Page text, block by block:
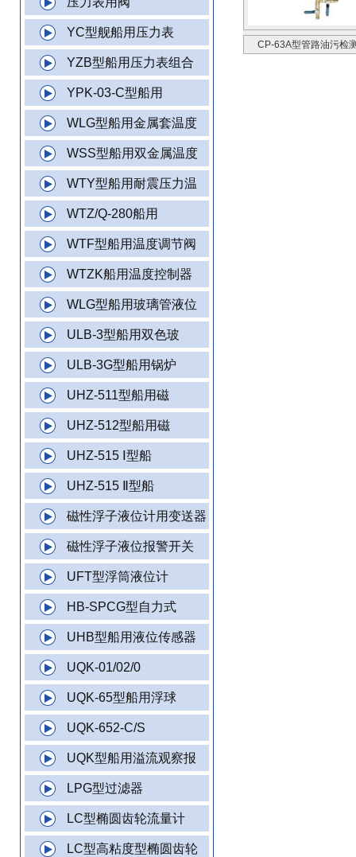
YC型舰船用压力表
YZB型船用压力表组合
YPK-03-C型船用
WLG型船用金属套温度
WSS型船用双金属温度
WTY型船用耐震压力温
WTZ/Q-280船用
WTF型船用温度调节阀
WTZK船用温度控制器
WLG型船用玻璃管液位
ULB-3型船用双色玻
ULB-3G型船用锅炉
UHZ-511型船用磁
UHZ-512型船用磁
UHZ-515 Ⅰ型船
UHZ-515 Ⅱ型船
磁性浮子液位计用变送器
磁性浮子液位报警开关
UFT型浮筒液位计
HB-SPCG型自力式
UHB型船用液位传感器
UQK-01/02/0
UQK-65型船用浮球
UQK-652-C/S
UQK型船用溢流观察报
LPG型过滤器
LC型椭圆齿轮流量计
LC型高粘度型椭圆齿轮
CP-63A型管路油污检